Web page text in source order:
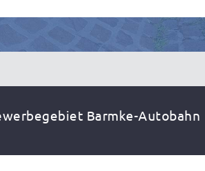
Barmke-Autobahn